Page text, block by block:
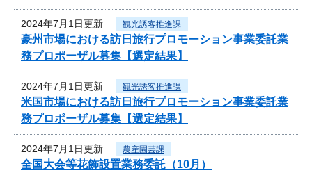
2024年7月1日更新 観光誘客推進課
豪州市場における訪日旅行プロモーション事業委託業
務プロポーザル募集【選定結果】
2024年7月1日更新 観光誘客推進課
米国市場における訪日旅行プロモーション事業委託業
務プロポーザル募集【選定結果】
2024年7月1日更新 農産園芸課
全国大会等花飾設置業務委託（10月）